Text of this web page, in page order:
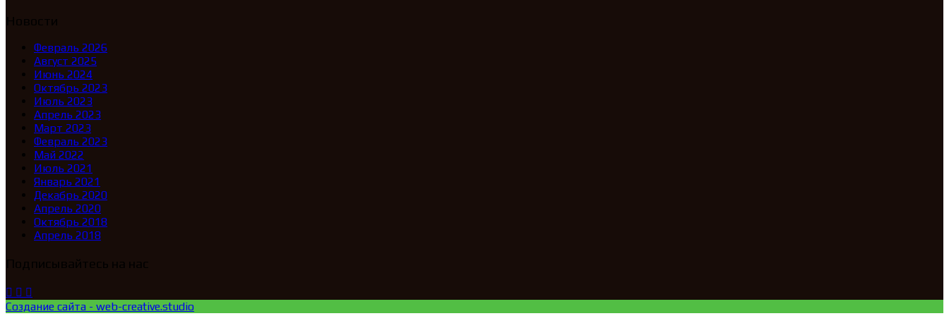
Февраль 2026
Август 2025
Июнь 2024
Октябрь 2023
Июль 2023
Апрель 2023
Март 2023
Февраль 2023
Май 2022
Июль 2021
Январь 2021
Декабрь 2020
Апрель 2020
Октябрь 2018
Апрель 2018
Создание сайта - web-creative.studio